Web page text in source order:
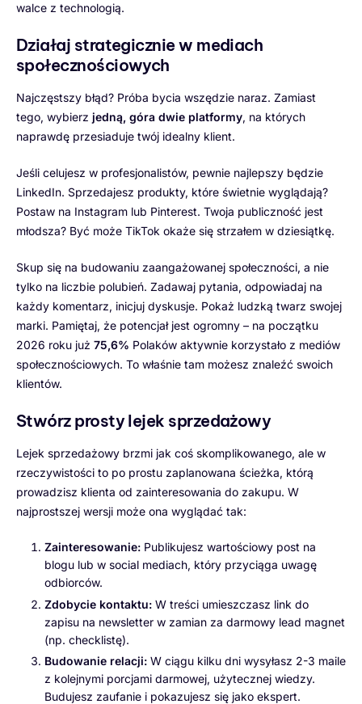
walce z technologią.
Działaj strategicznie w mediach
społecznościowych
Najczęstszy błąd? Próba bycia wszędzie naraz. Zamiast
tego, wybierz jedną, góra dwie platformy, na których
naprawdę przesiaduje twój idealny klient.
Jeśli celujesz w profesjonalistów, pewnie najlepszy będzie
LinkedIn. Sprzedajesz produkty, które świetnie wyglądają?
Postaw na Instagram lub Pinterest. Twoja publiczność jest
młodsza? Być może TikTok okaże się strzałem w dziesiątkę.
Skup się na budowaniu zaangażowanej społeczności, a nie
tylko na liczbie polubień. Zadawaj pytania, odpowiadaj na
każdy komentarz, inicjuj dyskusje. Pokaż ludzką twarz swojej
marki. Pamiętaj, że potencjał jest ogromny – na początku
2026 roku już 75,6% Polaków aktywnie korzystało z mediów
społecznościowych. To właśnie tam możesz znaleźć swoich
klientów.
Stwórz prosty lejek sprzedażowy
Lejek sprzedażowy brzmi jak coś skomplikowanego, ale w
rzeczywistości to po prostu zaplanowana ścieżka, którą
prowadzisz klienta od zainteresowania do zakupu. W
najprostszej wersji może ona wyglądać tak:
Zainteresowanie: Publikujesz wartościowy post na
blogu lub w social mediach, który przyciąga uwagę
odbiorców.
Zdobycie kontaktu: W treści umieszczasz link do
zapisu na newsletter w zamian za darmowy lead magnet
(np. checklistę).
Budowanie relacji: W ciągu kilku dni wysyłasz 2-3 maile
z kolejnymi porcjami darmowej, użytecznej wiedzy.
Budujesz zaufanie i pokazujesz się jako ekspert.